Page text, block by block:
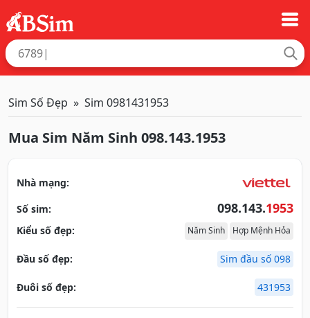
Sim Số Đẹp Sim 0981431953
Mua Sim Năm Sinh 098.143.1953
Nhà mạng:
Số sim:
098.143.1953
Kiểu số đẹp: Năm Sinh Hợp Mệnh Hỏa
Đầu số đẹp: Sim đầu số 098
Đuôi số đẹp: 431953